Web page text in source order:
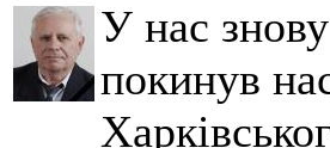
У нас
покинув